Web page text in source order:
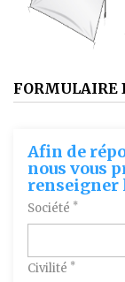
FORMULAIRE
Afin de
nous vous
renseigner
Société *
Civilité *